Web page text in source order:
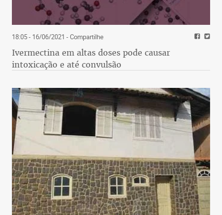
18:05 - 16/06/2021 - Compartilhe
Ivermectina em altas doses pode causar
intoxicação e até convulsão